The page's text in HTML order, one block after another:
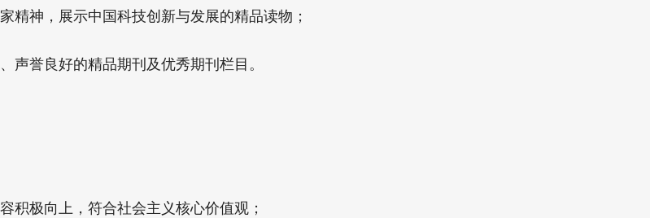
神，展示中国科技创新与发展的精品读物；
誉良好的精品期刊及优秀期刊栏目。
极向上，符合社会主义核心价值观；